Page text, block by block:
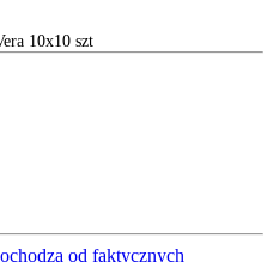
10x10 szt
od faktycznych